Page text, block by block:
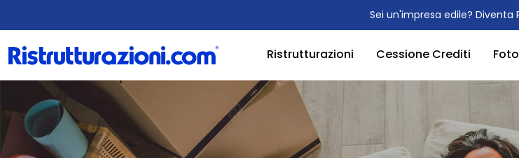
Sei un'impresa edile? Diventa
Ristrutturazioni Cessione Crediti